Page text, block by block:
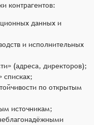
контрагентов:
данных и
и исполнительных
(адреса, директоров);
списках;
по открытым
источникам;